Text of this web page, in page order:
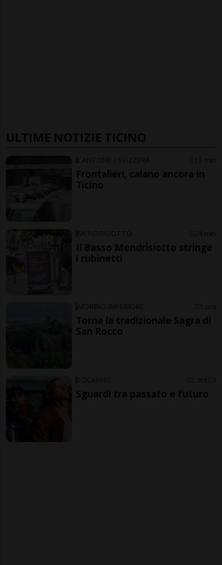
ULTIME NOTIZIE TICINO
CANTONE / SVIZZERA 13 min
Frontalieri, calano ancora in
Ticino
MENDRISIOTTO 24 min
Il Basso Mendrisiotto stringe
i rubinetti
MORBIO INFERIORE 1 ora
Torna la tradizionale Sagra di
San Rocco
LOCARNO 2 ore 3
Sguardi tra passato e futuro